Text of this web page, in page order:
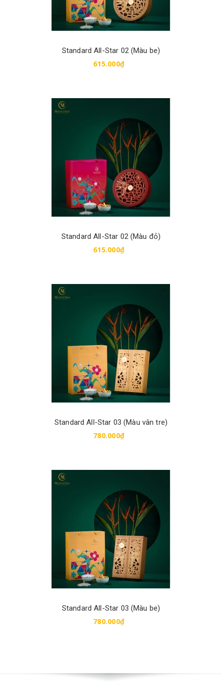
Standard All-Star 02 (Màu be)
615.000₫
Mua hàng
Standard All-Star 02 (Màu đỏ)
615.000₫
Mua hàng
Standard All-Star 03 (Màu vân tre)
780.000₫
Mua hàng
Standard All-Star 03 (Màu be)
780.000₫